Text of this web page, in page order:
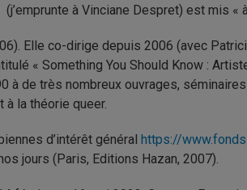
à Vinciane Despret) est mis «
Elle co-dirige depuis 2006 (avec
« Something You Should Know :
à de très nombreux ouvrages,
à la théorie queer.
d’intérêt général https://
jours (Paris, Editions Hazan, 2007).